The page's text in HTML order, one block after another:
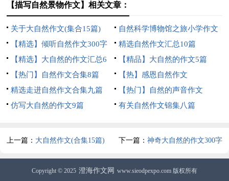
【描写自然景物作文】相关文章：
关于大自然作文(集合15篇)
自然科学博物馆之旅小学作文
【精选】倾听自然作文300字
三篇
精选自然作文汇总10篇
【精选】大自然的作文汇总6
篇
【精品】大自然的作文5篇
【热门】自然作文合集8篇
【热】感恩自然作文
精选走进自然作文合集九篇
【热门】自然的声音作文
仿写大自然的作文9篇
有关自然作文锦集八篇
上一篇： 大自然作文(合集15篇) 下一篇： 神奇大自然的作文300字
合集九篇
Copyright © 2025 澄海作文网 www.sieodpexpo.com 版权所有